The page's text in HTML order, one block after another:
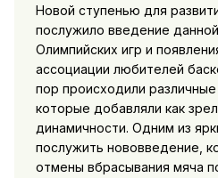
Новой ступенью для
послужило введение
Олимпийских игр и
ассоциации любителей
пор происходили
которые добавляли как
динамичности. Одним из
послужить нововведение,
отмены вбрасывания мяча